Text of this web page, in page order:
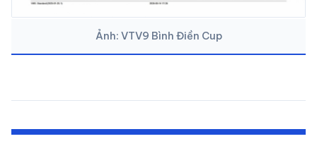
Ảnh: VTV9 Bình Điền Cup